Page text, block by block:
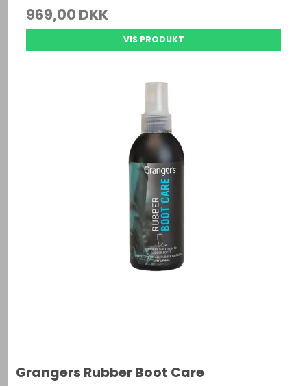
969,00 DKK
VIS PRODUKT
Grangers Rubber Boot Care